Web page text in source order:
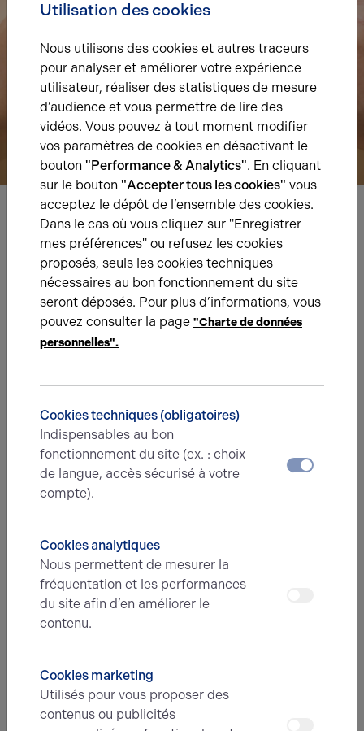
Nous avons hâte de vous lire,
prenez contact !
Nom*
E-mail*
N° de téléphone*
Type d'offre
Utilisation des cookies
Nous utilisons des cookies et autres traceurs
pour analyser et améliorer votre expérience
utilisateur, réaliser des statistiques de mesure
d’audience et vous permettre de lire des
vidéos. Vous pouvez à tout moment modifier
vos paramètres de cookies en désactivant le
bouton "Performance & Analytics". En cliquant
sur le bouton "Accepter tous les cookies" vous
acceptez le dépôt de l’ensemble des cookies.
Dans le cas où vous cliquez sur "Enregistrer
mes préférences" ou refusez les cookies
proposés, seuls les cookies techniques
nécessaires au bon fonctionnement du site
seront déposés. Pour plus d’informations, vous
pouvez consulter la page "Charte de données
personnelles".
Cookies techniques (obligatoires)
Indispensables au bon
fonctionnement du site (ex. : choix
de langue, accès sécurisé à votre
compte).
Cookies analytiques
Nous permettent de mesurer la
fréquentation et les performances
du site afin d’en améliorer le
contenu.
Cookies marketing
Utilisés pour vous proposer des
contenus ou publicités